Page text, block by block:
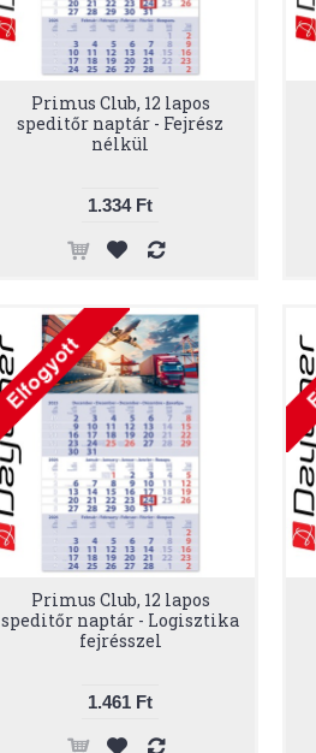
Primus Club, 12 lapos
speditőr naptár - Fejrész
nélkül
1.334 Ft
Primus Club, 12 lapos
speditőr naptár - Logisztika
fejrésszel
1.461 Ft